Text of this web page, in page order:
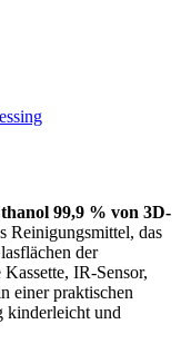
99,9 % von 3D-
Reinigungsmittel, das
der
IR-Sensor,
einer praktischen
kinderleicht und